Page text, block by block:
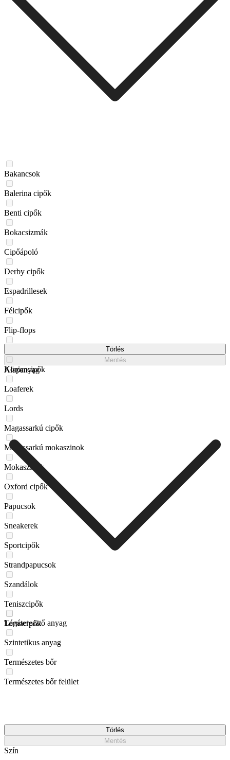
Bakancsok
Balerina cipők
Benti cipők
Bokacsizmák
Cipőápoló
Derby cipők
Espadrillesek
Félcipők
Flip-flops
Körömcipők
Loaferek
Lords
Magassarkú cipők
Magassarkú mokaszinok
Mokaszinok
Oxford cipők
Papucsok
Sneakerek
Sportcipők
Strandpapucsok
Szandálok
Teniszcipők
Tornacipők
Törlés
Mentés
Alapanyag
Légáteresztő anyag
Szintetikus anyag
Természetes bőr
Természetes bőr felület
Törlés
Mentés
Szín